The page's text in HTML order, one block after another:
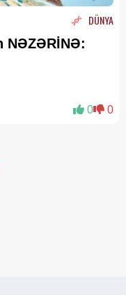
DÜNYA
NƏZƏRİNƏ:
0 0